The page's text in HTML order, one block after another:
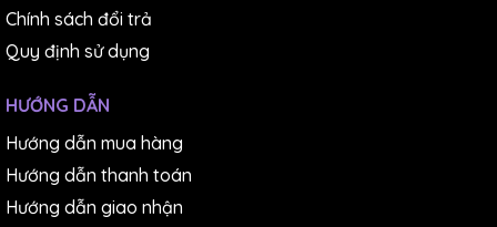
Chính sách đổi trả
Quy định sử dụng
HƯỚNG DẪN
Hướng dẫn mua hàng
Hướng dẫn thanh toán
Hướng dẫn giao nhận